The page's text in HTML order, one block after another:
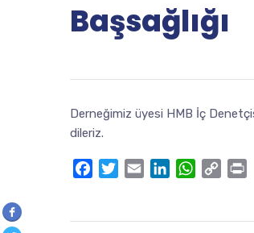
Başsağlığı
Derneğimiz üyesi HMB İç
dileriz.
FacebookTwitter
Email LinkedInWhatsApp
Copy